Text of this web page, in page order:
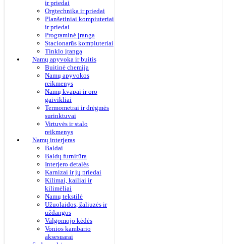
ir priedai
Orgtechnika ir priedai
Planšetiniai kompiuteriai
ir priedai
Programinė įranga
Stacionarūs kompiuteriai
Tinklo įranga
Namų apyvoka ir buitis
Buitinė chemija
Namų apyvokos
reikmenys
Namų kvapai ir oro
gaivikliai
Termometrai ir drėgmės
surinktuvai
Virtuvės ir stalo
reikmenys
Namų interjeras
Baldai
Baldų furnitūra
Interjero detalės
Karnizai ir jų priedai
Kilimai, kailiai ir
kilimėliai
Namų tekstilė
Užuolaidos, žaliuzės ir
uždangos
Valgomojo kėdės
Vonios kambario
aksesuarai